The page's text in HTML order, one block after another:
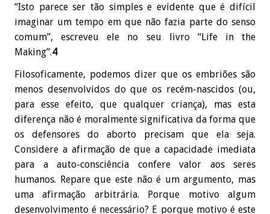
“Isto parece ser tão simples e evidente que é difícil
imaginar um tempo em que não fazia parte do senso
comum”, escreveu ele no seu livro “Life in the
Making”.4
Filosoficamente, podemos dizer que os embriões são
menos desenvolvidos do que os recém-nascidos (ou,
para esse efeito, que qualquer criança), mas esta
diferença não é moralmente significativa da forma que
os defensores do aborto precisam que ela seja.
Considere a afirmação de que a capacidade imediata
para a auto-consciência confere valor aos seres
humanos. Repare que este não é um argumento, mas
uma afirmação arbitrária. Porque motivo algum
desenvolvimento é necessário? E porque motivo é este